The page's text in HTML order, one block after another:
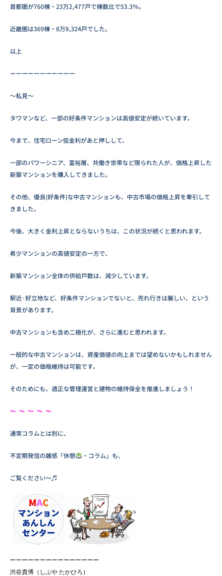
首都圏が760棟・23万2,477戸で棟数比で53.3％。
近畿圏は369棟・8万9,324戸でした。
以上
ーーーーーーーーーーー
～私見～
タワマンなど、一部の好条件マンションは高値安定が続いています。
今まで、住宅ローン低金利があと押しして、
一部のパワーシニア、富裕層、共働き世帯など限られた人が、価格上昇した
新築マンションを購入してきました。
その他、優良(好条件)な中古マンションも、中古市場の価格上昇を牽引して
きました。
今後、大きく金利上昇とならないうちは、この状況が続くと思われます。
希少マンションの高値安定の一方で、
新築マンション全体の供給戸数は、減少しています。
駅近·好立地など、好条件マンションでないと、売れ行きは厳しい、という
背景があります。
中古マンションも含め二極化が、さらに進むと思われます。
一般的な中古マンションは、資産価値の向上までは望めないかもしれません
が、一定の価格維持は可能です。
そのためにも、適正な管理運営と建物の維持保全を推進しましょう！
～ ～ ～ ～ ～
通常コラムとは別に、
不定期発信の雑感「休憩 ・コラム」も、
ご覧ください～♬
ーーーーーーーーーーーーーーー
渋谷貴博（しぶや たかひろ）